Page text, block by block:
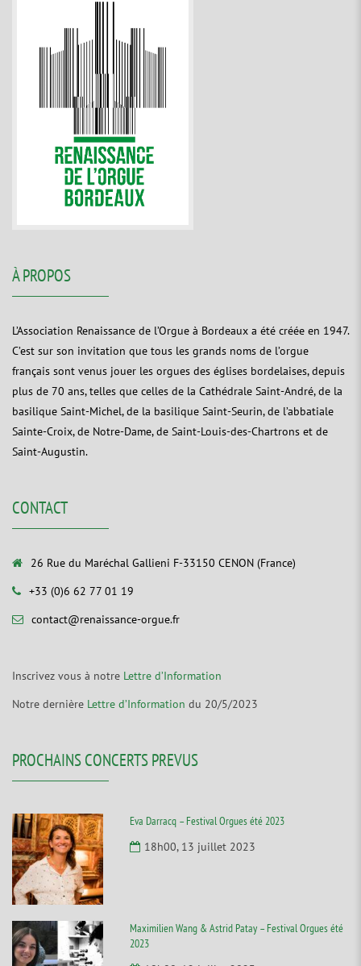
À PROPOS
L’Association Renaissance de l’Orgue à Bordeaux a été créée en 1947.
C’est sur son invitation que tous les grands noms de l’orgue
français sont venus jouer les orgues des églises bordelaises, depuis
plus de 70 ans, telles que celles de la Cathédrale Saint-André, de la
basilique Saint-Michel, de la basilique Saint-Seurin, de l’abbatiale
Sainte-Croix, de Notre-Dame, de Saint-Louis-des-Chartrons et de
Saint-Augustin.
CONTACT
26 Rue du Maréchal Gallieni F-33150 CENON (France)
+33 (0)6 62 77 01 19
contact@renaissance-orgue.fr
Inscrivez vous à notre Lettre d’Information
Notre dernière Lettre d’Information du 20/5/2023
PROCHAINS CONCERTS PREVUS
Eva Darracq – Festival Orgues été 2023
18h00, 13 juillet 2023
Maximilien Wang & Astrid Patay – Festival Orgues été
2023